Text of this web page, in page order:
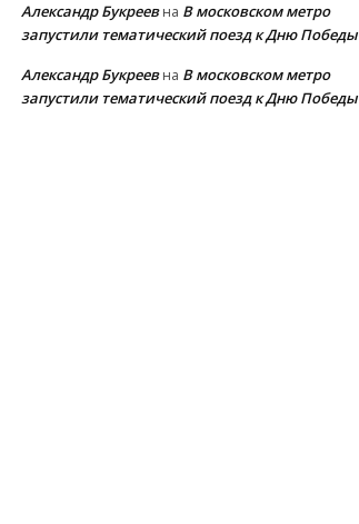
Александр Букреевна В московском метро
запустили тематический поезд к Дню Победы
Александр Букреевна В московском метро
запустили тематический поезд к Дню Победы